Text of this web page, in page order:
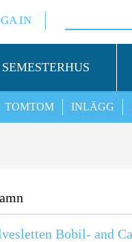
IN
SEMESTERHUS
INLÄGG
TOMTOM
Bobil- and